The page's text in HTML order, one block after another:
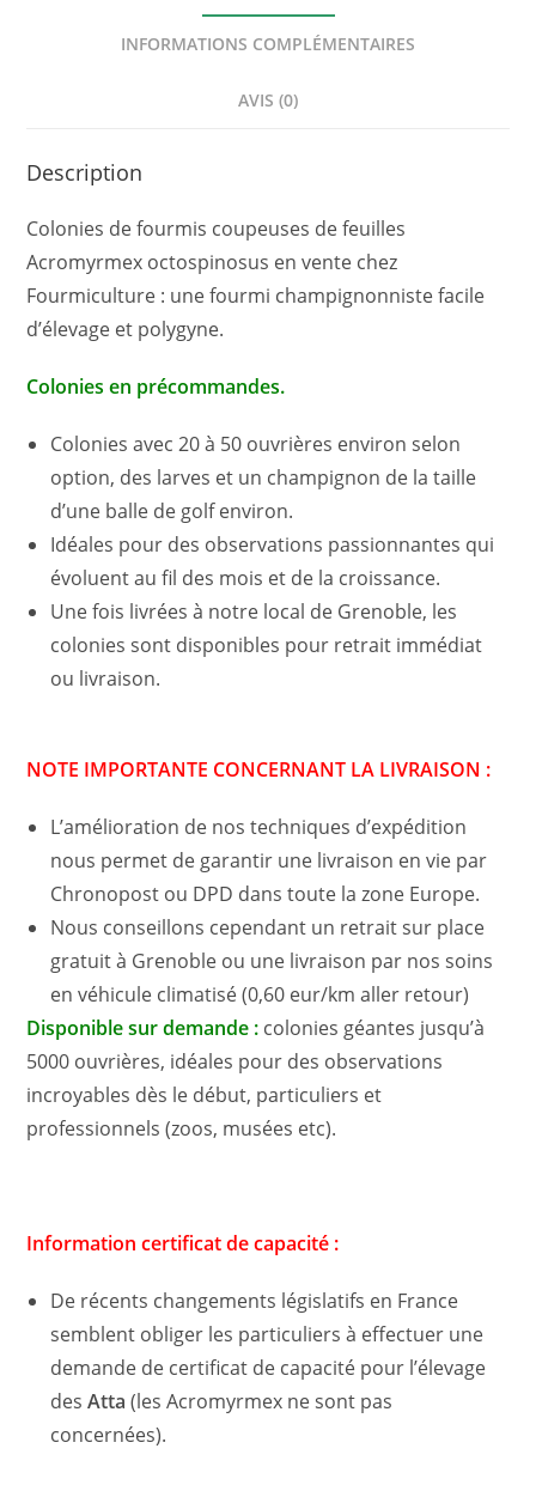
INFORMATIONS COMPLÉMENTAIRES
AVIS (0)
Description
Colonies de fourmis coupeuses de feuilles
Acromyrmex octospinosus en vente chez
Fourmiculture : une fourmi champignonniste facile
d’élevage et polygyne.
Colonies en précommandes.
Colonies avec 20 à 50 ouvrières environ selon
option, des larves et un champignon de la taille
d’une balle de golf environ.
Idéales pour des observations passionnantes qui
évoluent au fil des mois et de la croissance.
Une fois livrées à notre local de Grenoble, les
colonies sont disponibles pour retrait immédiat
ou livraison.
NOTE IMPORTANTE CONCERNANT LA LIVRAISON :
L’amélioration de nos techniques d’expédition
nous permet de garantir une livraison en vie par
Chronopost ou DPD dans toute la zone Europe.
Nous conseillons cependant un retrait sur place
gratuit à Grenoble ou une livraison par nos soins
en véhicule climatisé (0,60 eur/km aller retour)
Disponible sur demande : colonies géantes jusqu’à
5000 ouvrières, idéales pour des observations
incroyables dès le début, particuliers et
professionnels (zoos, musées etc).
Information certificat de capacité :
De récents changements législatifs en France
semblent obliger les particuliers à effectuer une
demande de certificat de capacité pour l’élevage
desAtta (les Acromyrmex ne sont pas
concernées).